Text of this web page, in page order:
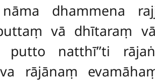
dhammena
vā dhītaraṃ
putto natthī’’ti
rājānaṃ